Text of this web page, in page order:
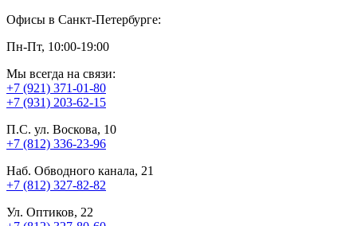
Офисы в Санкт-Петербурге:
Пн-Пт, 10:00-19:00
Мы всегда на связи:
+7 (921) 371-01-80
+7 (931) 203-62-15
П.С. ул. Воскова, 10
+7 (812) 336-23-96
Наб. Обводного канала, 21
+7 (812) 327-82-82
Ул. Оптиков, 22